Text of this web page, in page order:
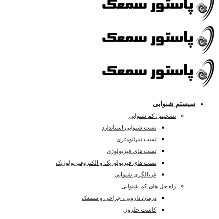
سیستم شنوایی
تشخیص کم شنوایی
تست شنوایی استاندارد
تست تمپانومتری
تست های فیزیولوژی
تست های فیزیولوژیک و الکتروفیزیولوژیک
غربالگری شنوایی
راه حل های کم شنوایی
درمان دارویی، جراحی و سمعک
کاشت حلزون